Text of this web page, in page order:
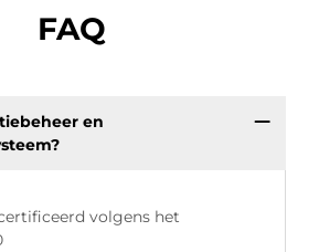
FAQ
en
volgens het